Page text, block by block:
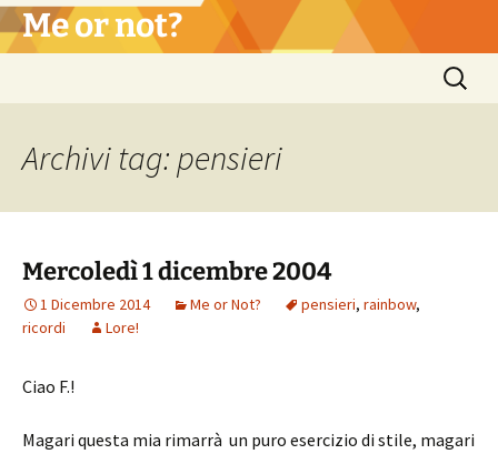
Vai
al Me or not?
Ricerca
per:
Archivi tag: pensieri
Mercoledì 1 dicembre 2004
1 Dicembre 2014 Me or Not? pensieri, rainbow,
ricordi
Lore!
Ciao F.!
Magari questa mia rimarrà un puro esercizio di stile, magari